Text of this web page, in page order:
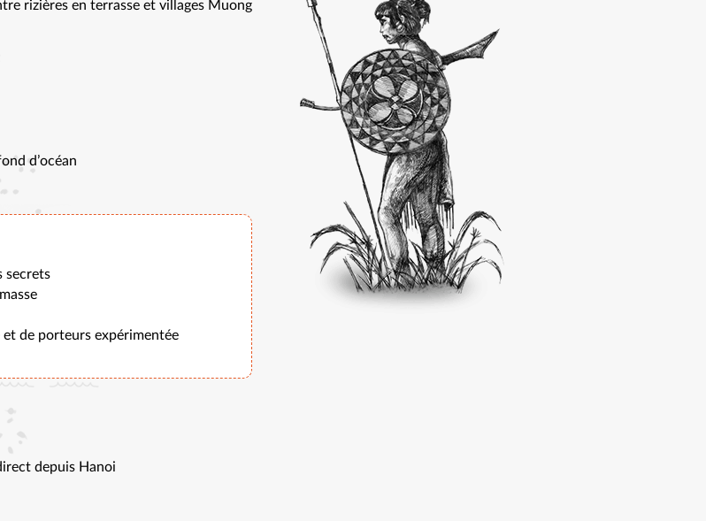
rizières en terrasse et villages Muong
d’océan
secrets
de porteurs expérimentée
depuis Hanoi